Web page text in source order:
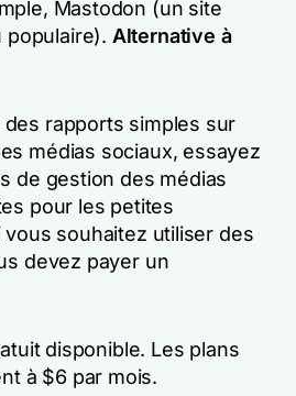
Mastodon (un site
populaire). Alternative à
rapports simples sur
médias sociaux, essayez
de gestion des médias
pour les petites
souhaitez utiliser des
devez payer un
disponible. Les plans
à $6 par mois.